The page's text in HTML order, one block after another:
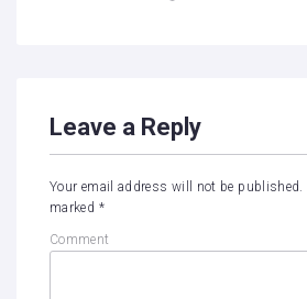
Leave a Reply
Your email address will not be published.
marked *
Comment